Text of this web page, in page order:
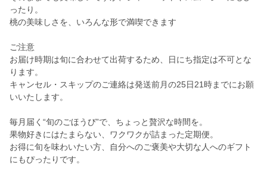
ったり。
桃の美味しさを、いろんな形で満喫できます
ご注意
お届け時期は旬に合わせて出荷するため、日にち指定は不可とな
ります。
キャンセル・スキップのご連絡は発送前月の25日21時までにお願
いいたします。
毎月届く“旬のごほうび”で、ちょっと贅沢な時間を。
果物好きにはたまらない、ワクワクが詰まった定期便。
お得に旬を味わいたい方、自分へのご褒美や大切な人へのギフト
にもぴったりです。